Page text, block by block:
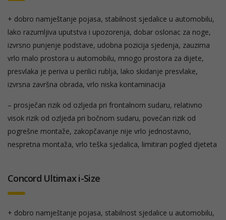
+ dobro namještanje pojasa, stabilnost sjedalice u automobilu,
lako razumljiva uputstva i upozorenja, dobar oslonac za noge,
izvrsno punjenje podstave, udobna pozicija sjedenja, zauzima
vrlo malo prostora u automobilu, mnogo prostora za dijete,
presvlaka je periva u perilici rublja, lako skidanje presvlake,
izvrsna završna obrada, vrlo niska kontaminacija
– prosječan rizik od ozljeda pri frontalnom sudaru, relativno
visok rizik od ozljeda pri bočnom sudaru, povećan rizik od
pogrešne montaže, zakopčavanje nije vrlo jednostavno,
nespretna montaža, vrlo teška sjedalica, limitiran pogled djeteta
Concord Ultimax i-Size
+ dobro namještanje pojasa, stabilnost sjedalice u automobilu,